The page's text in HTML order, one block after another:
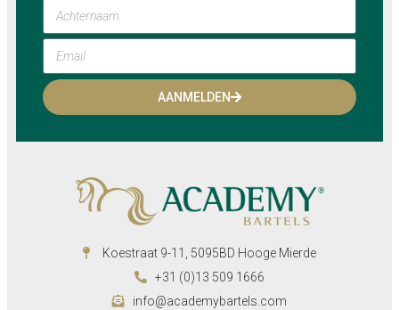
AANMELDEN
Koestraat 9-11, 5095BD Hooge Mierde
+31 (0)13 509 1666
info@academybartels.com